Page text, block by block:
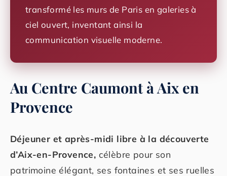
transformé les murs de Paris en galeries à
ciel ouvert, inventant ainsi la
communication visuelle moderne.
Au Centre Caumont à Aix en
Provence
Déjeuner et après-midi libre à la découverte
d’Aix-en-Provence, célèbre pour son
patrimoine élégant, ses fontaines et ses ruelles